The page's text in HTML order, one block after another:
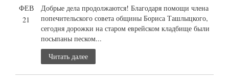
ФЕВ
21
Добрые дела продолжаются! Благодаря помощи члена
попечительского совета общины Бориса Ташлыцкого,
сегодня дорожки на старом еврейском кладбище были
посыпаны песком...
Читать далее